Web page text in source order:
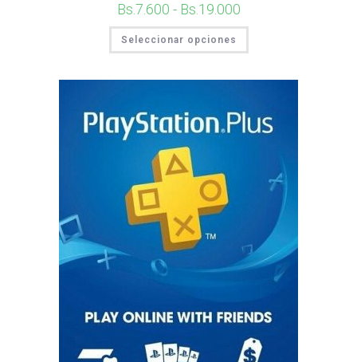
Bs.7.600 - Bs. 19.000
Seleccionar opciones